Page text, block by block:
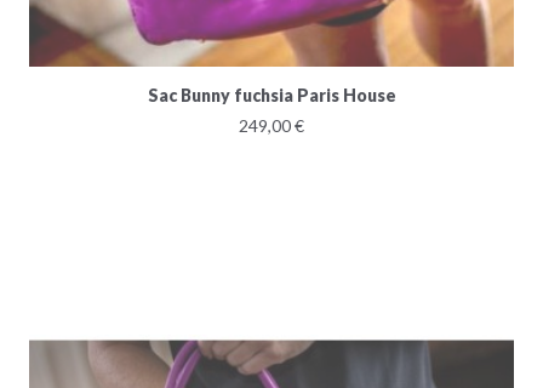
Sac Bunny fuchsia Paris House
249,00 €